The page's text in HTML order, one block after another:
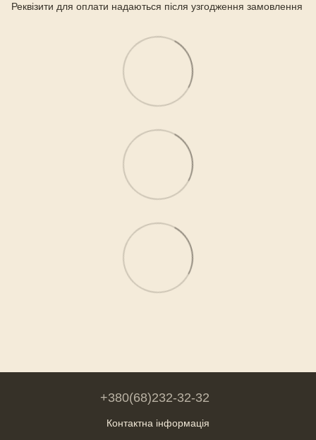
Реквізити для оплати надаються після узгодження замовлення
+380(68)232-32-32
Контактна інформація